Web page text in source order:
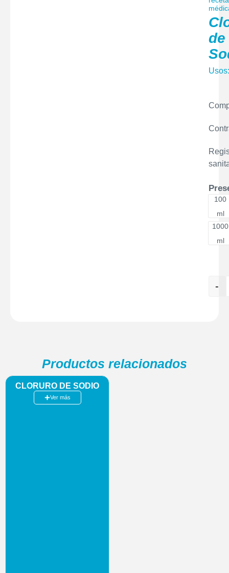
de
Usos:
100
ml
1000
ml
-
Productos relacionados
CLORURO DE SODIO
Ver más